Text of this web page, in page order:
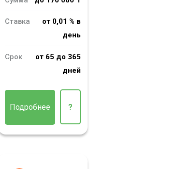
Ставка
от 0,01 % в
день
Срок
от 65 до 365
дней
Подробнее ?